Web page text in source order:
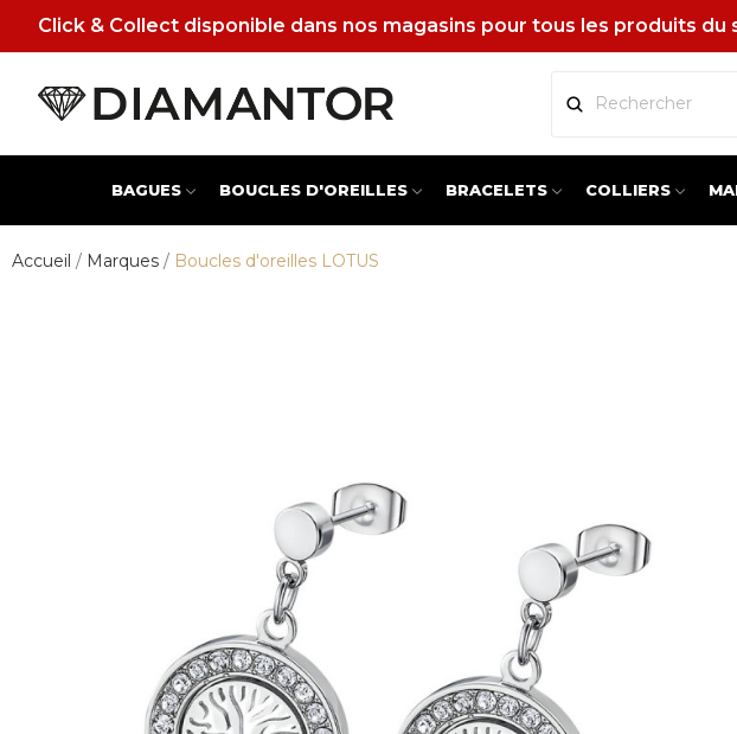
Click & Collect disponible dans nos magasins pour tous les produits du
BAGUES BOUCLES D'OREILLES BRACELETS COLLIERS
Accueil Marques Boucles d'oreilles LOTUS